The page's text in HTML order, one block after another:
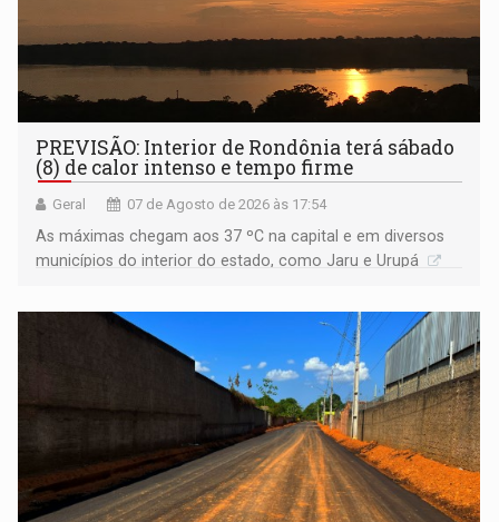
PREVISÃO: Interior de Rondônia terá sábado
(8) de calor intenso e tempo firme
Geral 07 de Agosto de 2026 às 17:54
As máximas chegam aos 37 ºC na capital e em diversos
municípios do interior do estado, como Jaru e Urupá